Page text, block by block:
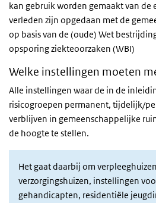
kan gebruik worden gemaakt van de
verleden zijn opgedaan met de
op basis van de (oude) Wet
opsporing ziekteoorzaken (WBI)
Welke instellingen moeten
Alle instellingen waar de in de
risicogroepen permanent, tijdelijk/
verblijven in gemeenschappelijke
de hoogte te stellen.
Het gaat daarbij om
verzorgingshuizen, instellingen
gehandicapten, residentiële